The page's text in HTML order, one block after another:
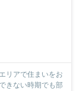
リアで住まいをお
きない時期でも部